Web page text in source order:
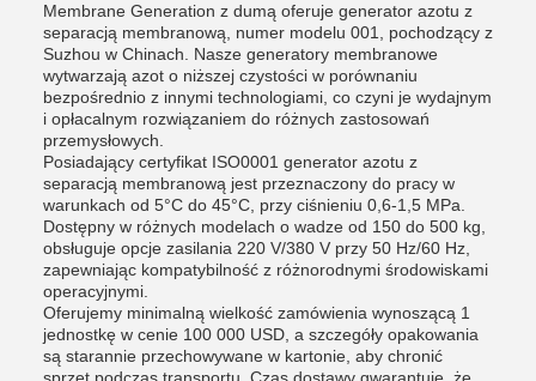
Membrane Generation z dumą oferuje generator azotu z
separacją membranową, numer modelu 001, pochodzący z
Suzhou w Chinach. Nasze generatory membranowe
wytwarzają azot o niższej czystości w porównaniu
bezpośrednio z innymi technologiami, co czyni je wydajnym
i opłacalnym rozwiązaniem do różnych zastosowań
przemysłowych.
Posiadający certyfikat ISO0001 generator azotu z
separacją membranową jest przeznaczony do pracy w
warunkach od 5°C do 45°C, przy ciśnieniu 0,6-1,5 MPa.
Dostępny w różnych modelach o wadze od 150 do 500 kg,
obsługuje opcje zasilania 220 V/380 V przy 50 Hz/60 Hz,
zapewniając kompatybilność z różnorodnymi środowiskami
operacyjnymi.
Oferujemy minimalną wielkość zamówienia wynoszącą 1
jednostkę w cenie 100 000 USD, a szczegóły opakowania
są starannie przechowywane w kartonie, aby chronić